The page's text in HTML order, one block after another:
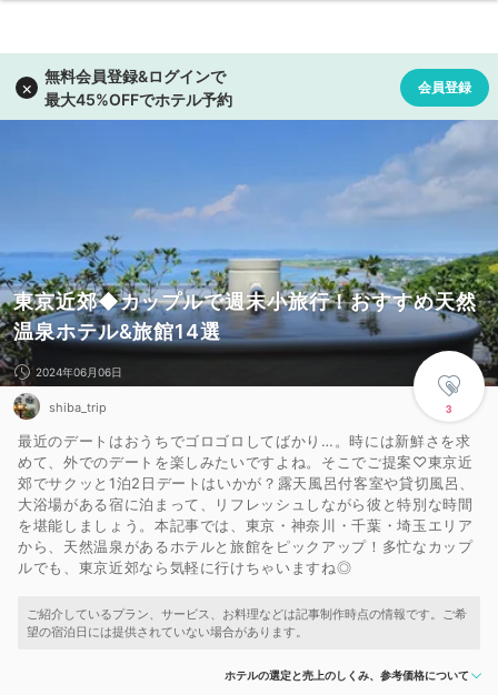
東京近郊◆カップルで週末小旅行！おすすめ天然
温泉ホテル&旅館14選
3
2024年06月06日
shiba_trip
最近のデートはおうちでゴロゴロしてばかり…。時には新鮮さを求
めて、外でのデートを楽しみたいですよね。そこでご提案♡東京近
郊でサクッと1泊2日デートはいかが？露天風呂付客室や貸切風呂、
大浴場がある宿に泊まって、リフレッシュしながら彼と特別な時間
を堪能しましょう。本記事では、東京・神奈川・千葉・埼玉エリア
から、天然温泉があるホテルと旅館をピックアップ！多忙なカップ
ルでも、東京近郊なら気軽に行けちゃいますね◎
ホテルの選定と売上のしくみ、参考価格について